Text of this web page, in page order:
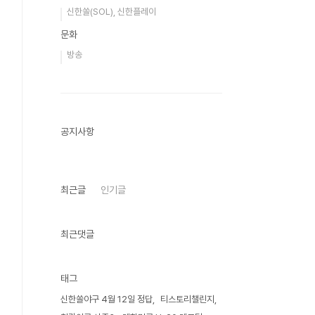
신한쏠(SOL), 신한플레이
문화
방송
공지사항
최근글 인기글
최근댓글
태그
신한쏠야구 4월 12일 정답
티스토리챌린지